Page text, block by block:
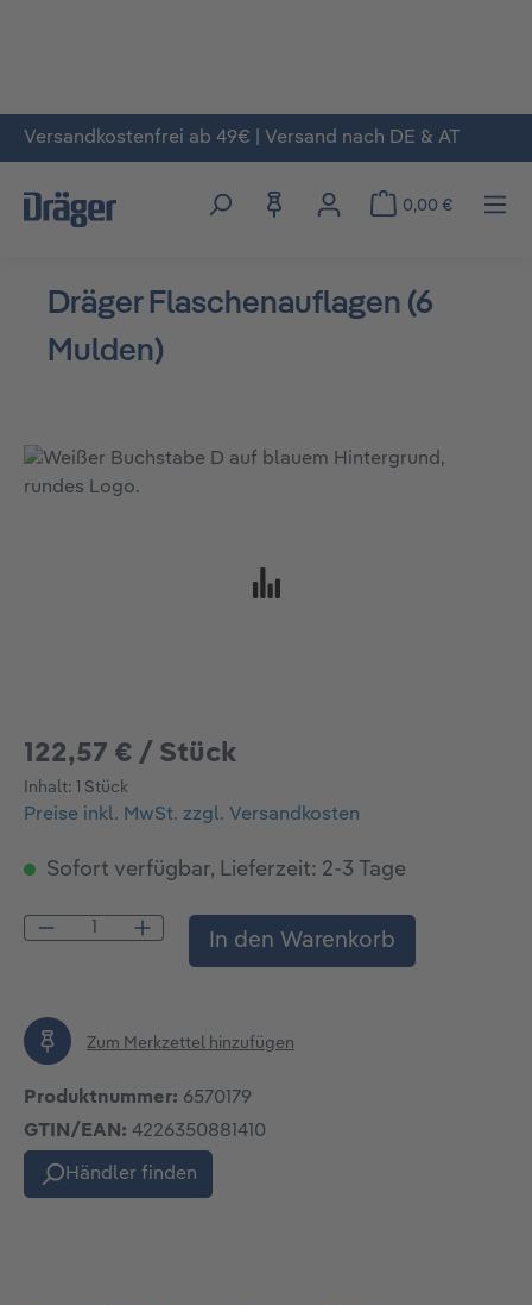
Zum Hauptinhalt springen
Versandkostenfrei ab 49€ | Versand nach DE & AT
0,00 €
Dräger Flaschenauflagen (6
Mulden)
Bildergalerie überspringen
122,57 € / Stück
Inhalt: 1 Stück
Preise inkl. MwSt. zzgl. Versandkosten
Sofort verfügbar, Lieferzeit: 2-3 Tage
Produkt Anzahl: Gib den gewünschten
In den Warenkorb
Zum Merkzettel hinzufügen
Produktnummer: 6570179
GTIN/EAN: 4226350881410
Händler finden